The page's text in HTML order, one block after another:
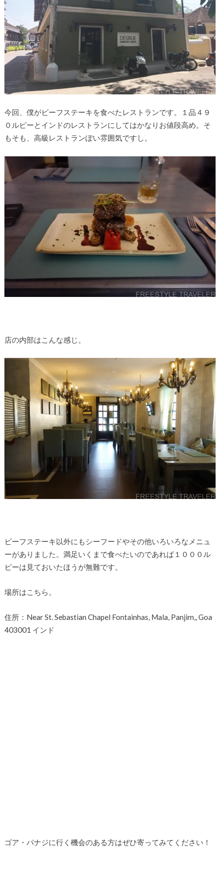
今回、僕がビーフステーキを食べたレストランです。１品４９
０ルピーとインドのレストランにしてはかなりお値段高め。そ
もそも、高級レストランぽい雰囲気ですし。
店の内部はこんな感じ。
ビーフステーキ以外にもシーフードやその他いろいろなメニュ
ーがありました。満足いくまで食べたいのであれば１０００ル
ピーは見ておいたほうが無難です。
場所はこちら。
住所：Near St. Sebastian Chapel Fontainhas, Mala, Panjim,, Goa
403001 インド
ゴア・パナジに行く機会のある方はぜひ寄ってみてください！